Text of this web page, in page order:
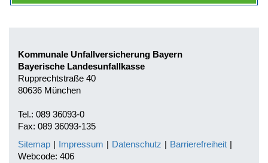
Kommunale Unfallversicherung Bayern
Bayerische Landesunfallkasse
Rupprechtstraße 40
80636 München
Tel.: 089 36093-0
Fax: 089 36093-135
Sitemap | Impressum | Datenschutz | Barrierefreiheit |
Webcode: 406